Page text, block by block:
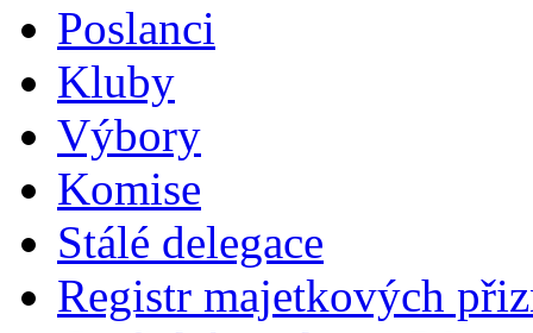
Poslanci
Kluby
Výbory
Komise
Stálé delegace
Registr majetkových